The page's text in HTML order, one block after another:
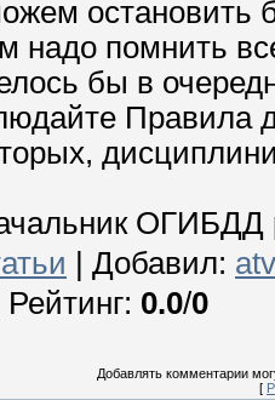
остановить
надо помнить
бы в
Правила
ОГИБДД
Добавил: atv
Рейтинг: 0.0/0
Добавлять комментарии
[